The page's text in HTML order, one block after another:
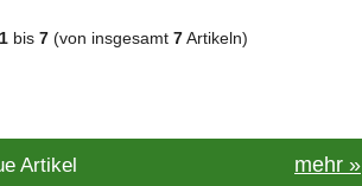
1 bis 7 (von insgesamt 7 Artikeln)
Artikel mehr »